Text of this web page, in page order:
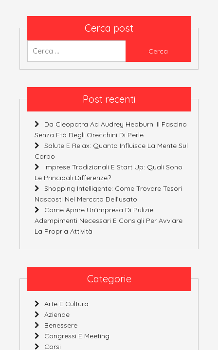
Cerca post
Post recenti
Da Cleopatra Ad Audrey Hepburn: Il Fascino
Senza Età Degli Orecchini Di Perle
Salute E Relax: Quanto Influisce La Mente Sul
Corpo
Imprese Tradizionali E Start Up: Quali Sono
Le Principali Differenze?
Shopping Intelligente: Come Trovare Tesori
Nascosti Nel Mercato Dell’usato
Come Aprire Un’impresa Di Pulizie:
Adempimenti Necessari E Consigli Per Avviare
La Propria Attività
Categorie
Arte E Cultura
Aziende
Benessere
Congressi E Meeting
Corsi